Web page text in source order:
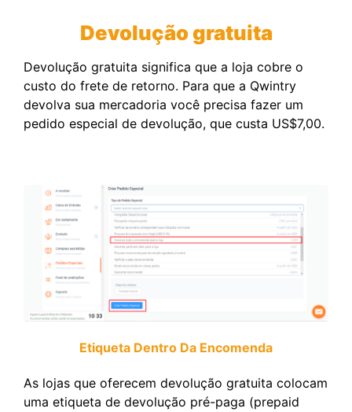
Devolução gratuita
Devolução gratuita significa que a loja cobre o
custo do frete de retorno. Para que a Qwintry
devolva sua mercadoria você precisa fazer um
pedido especial de devolução, que custa US$7,00.
Etiqueta Dentro Da Encomenda
As lojas que oferecem devolução gratuita colocam
uma etiqueta de devolução pré-paga (prepaid